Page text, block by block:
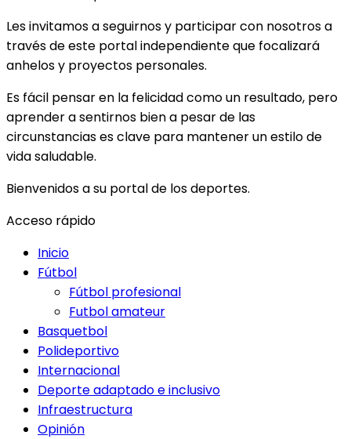
Les invitamos a seguirnos y participar con nosotros a
través de este portal independiente que focalizará
anhelos y proyectos personales.
Es fácil pensar en la felicidad como un resultado, pero
aprender a sentirnos bien a pesar de las
circunstancias es clave para mantener un estilo de
vida saludable.
Bienvenidos a su portal de los deportes.
Acceso rápido
Inicio
Fútbol
Fútbol profesional
Futbol amateur
Basquetbol
Polideportivo
Internacional
Deporte adaptado e inclusivo
Infraestructura
Opinión